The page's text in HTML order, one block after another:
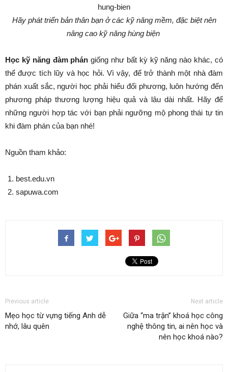
Hãy phát triển bản thân bạn ở các kỹ năng mềm, đặc biệt nên
nâng cao kỹ năng hùng biện
Học kỹ năng đàm phán giống như bất kỳ kỹ năng nào khác, có
thể được tích lũy và học hỏi. Vì vậy, để trở thành một nhà đàm
phán xuất sắc, người học phải hiểu đối phương, luôn hướng đến
phương pháp thương lượng hiệu quả và lâu dài nhất. Hãy để
những người hợp tác với bạn phải ngưỡng mộ phong thái tự tin
khi đàm phán của bạn nhé!
Nguồn tham khảo:
best.edu.vn
sapuwa.com
Previous article
Mẹo học từ vựng tiếng Anh dễ
nhớ, lâu quên
Next article
Giữa “ma trận” khoá học công
nghệ thông tin, ai nên học và
nên học khoá nào?